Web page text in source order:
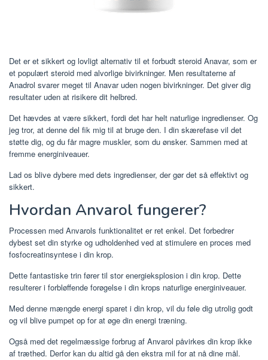
Det er et sikkert og lovligt alternativ til et forbudt steroid Anavar, som er
et populært steroid med alvorlige bivirkninger. Men resultaterne af
Anadrol svarer meget til Anavar uden nogen bivirkninger. Det giver dig
resultater uden at risikere dit helbred.
Det hævdes at være sikkert, fordi det har helt naturlige ingredienser. Og
jeg tror, ​​at denne del fik mig til at bruge den. I din skærefase vil det
støtte dig, og du får magre muskler, som du ønsker. Sammen med at
fremme energiniveauer.
Lad os blive dybere med dets ingredienser, der gør det så effektivt og
sikkert.
Hvordan Anvarol fungerer?
Processen med Anvarols funktionalitet er ret enkel. Det forbedrer
dybest set din styrke og udholdenhed ved at stimulere en proces med
fosfocreatinsyntese i din krop.
Dette fantastiske trin fører til stor energieksplosion i din krop. Dette
resulterer i forbløffende forøgelse i din krops naturlige energiniveauer.
Med denne mængde energi sparet i din krop, vil du føle dig utrolig godt
og vil blive pumpet op for at øge din energi træning.
Også med det regelmæssige forbrug af Anvarol påvirkes din krop ikke
af træthed. Derfor kan du altid gå den ekstra mil for at nå dine mål.